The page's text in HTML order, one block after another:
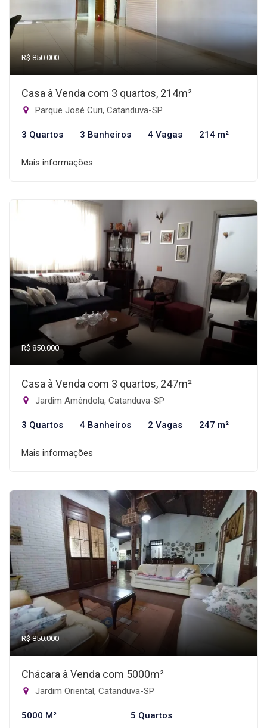
R$ 850.000
Casa à Venda com 3 quartos, 214m²
Parque José Curi, Catanduva-SP
3 Quartos 3 Banheiros 4 Vagas 214 m²
Mais informações
R$ 850.000
Casa à Venda com 3 quartos, 247m²
Jardim Amêndola, Catanduva-SP
3 Quartos 4 Banheiros 2 Vagas 247 m²
Mais informações
R$ 850.000
Chácara à Venda com 5000m²
Jardim Oriental, Catanduva-SP
5000 M² 5 Quartos